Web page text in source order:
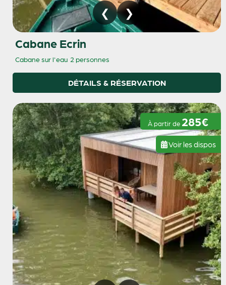
Cabane Ecrin
Cabane sur l'eau 2 personnes
DÉTAILS & RÉSERVATION
À partir de 285€
Voir les dispos